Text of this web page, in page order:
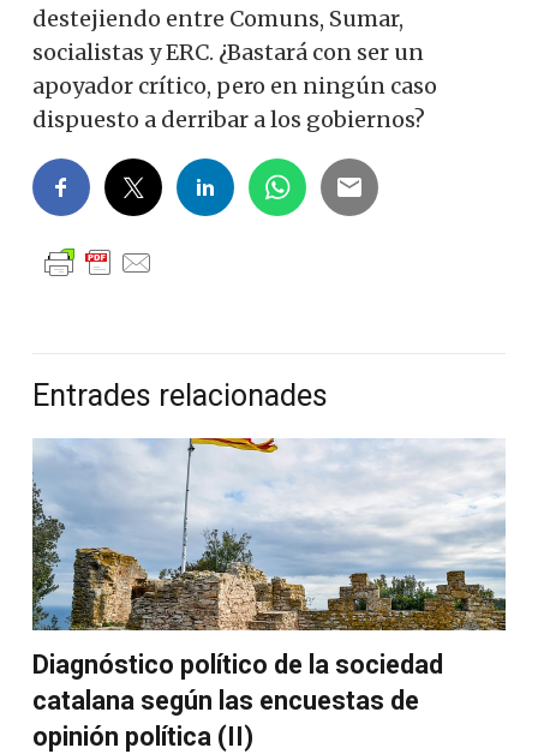
destejiendo entre Comuns, Sumar,
socialistas y ERC. ¿Bastará con ser un
apoyador crítico, pero en ningún caso
dispuesto a derribar a los gobiernos?
Entrades relacionades
Diagnóstico político de la sociedad
catalana según las encuestas de
opinión política (II)